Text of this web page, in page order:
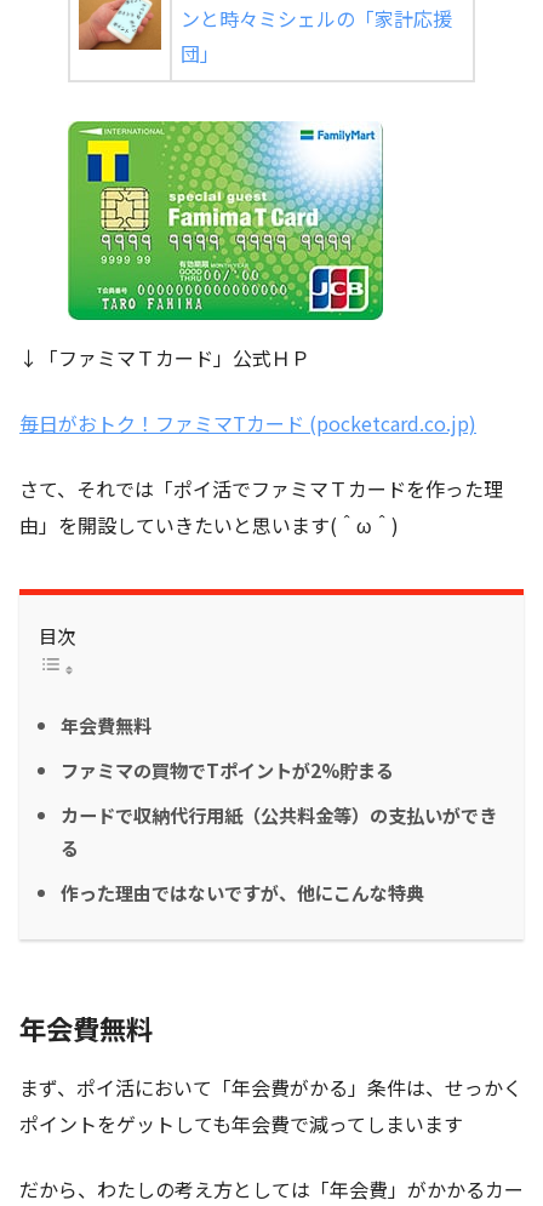
ンと時々ミシェルの「家計応援
団」
↓「ファミマＴカード」公式ＨＰ
毎日がおトク！ファミマTカード (pocketcard.co.jp)
さて、それでは「ポイ活でファミマＴカードを作った理
由」を開設していきたいと思います(＾ω＾)
目次
年会費無料
ファミマの買物でTポイントが2%貯まる
カードで収納代行用紙（公共料金等）の支払いができ
る
作った理由ではないですが、他にこんな特典
年会費無料
まず、ポイ活において「年会費がかる」条件は、せっかく
ポイントをゲットしても年会費で減ってしまいます
だから、わたしの考え方としては「年会費」がかかるカー